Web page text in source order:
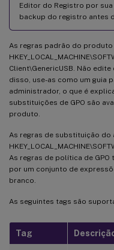
Editor do Registro por
backup do registro antes
As regras padrão do produto
Client\GenericUSB. Não
disso, use-as como um guia
administrador, o que é
substituições de GPO são
produto.
As regras de substituição do
As regras de política de
por um conjunto de
branco.
As seguintes tags são
Tag